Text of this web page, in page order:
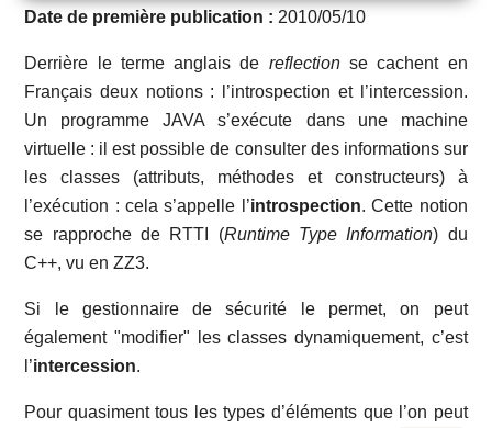
Date de première publication : 2010/05/10
Derrière le terme anglais de reflectionse cachent en
Français deux notions : l’introspection et l’intercession.
Un programme JAVA s’exécute dans une machine
virtuelle : il est possible de consulter des informations sur
les classes (attributs, méthodes et constructeurs) à
l’exécution : cela s’appelle l’introspection. Cette notion
se rapproche de RTTI (Runtime Type Information) du
C++, vu en ZZ3.
Si le gestionnaire de sécurité le permet, on peut
également "modifier" les classes dynamiquement, c’est
l’intercession.
Pour quasiment tous les types d’éléments que l’on peut